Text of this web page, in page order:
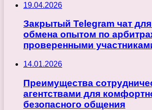
19.04.2026
Закрытый Telegram чат
обмена опытом по
проверенными
14.01.2026
Преимущества
агентствами для
безопасного общения